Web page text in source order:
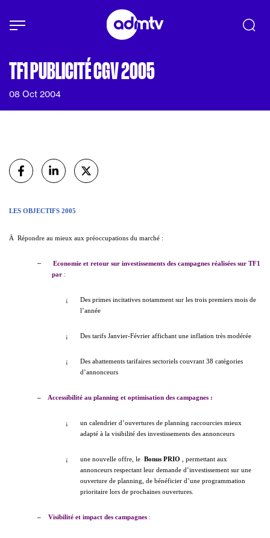
Aller au contenu principal
TF1 PUBLICITÉ CGV 2005
08 Oct 2004
Partager
sur Facebook
sur Linkedinsur X (Twitter)
LES OBJECTIFS 2005
Ä Répondre au mieux aux préoccupations du marché :
–
Economie et retour sur investissements des campagnes réalisées sur TF1
par :
¡
Des primes incitatives notamment sur les trois premiers mois de
l’année
¡ Des tarifs Janvier-Février affichant une inflation très modérée
¡
Des abattements tarifaires sectoriels couvrant 38 catégories
d’annonceurs
– Accessibilité au planning et optimisation des campagnes :
¡
un calendrier d’ouvertures de planning raccourcies mieux
adapté à la visibilité des investissements des annonceurs
¡ une nouvelle offre, le Bonus PRIO
, permettant aux
annonceurs respectant leur demande d’investissement sur une
ouverture de planning, de bénéficier d’une programmation
prioritaire lors de prochaines ouvertures.
– Visibilité et impact des campagnes :
Panneau de gestion des cookies